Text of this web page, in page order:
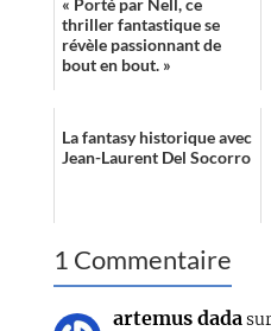
« Porté par Nell, ce
thriller fantastique se
révèle passionnant de
bout en bout. »
La fantasy historique avec
Jean-Laurent Del Socorro
1 Commentaire
artemus dada